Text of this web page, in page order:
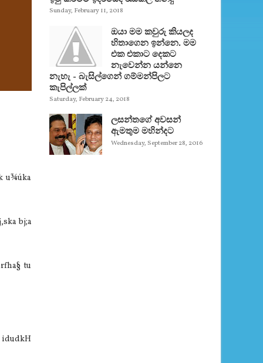
u¾úka
bj;a
tu
idudkH
Sunday, February 11, 2018
ඔයා මම කවුරු කියලද
හිතාගෙන ඉන්නෙ. මම
එක එකාට දෙකට
නැවෙන්න යන්නෙ
නැහැ - බැසිල්ගෙන් ගම්මන්පිලට
කැපිල්ලක්
Saturday, February 24, 2018
ලසන්තගේ අවසන්
ඇමතුම මහින්දට
Wednesday, September 28, 2016